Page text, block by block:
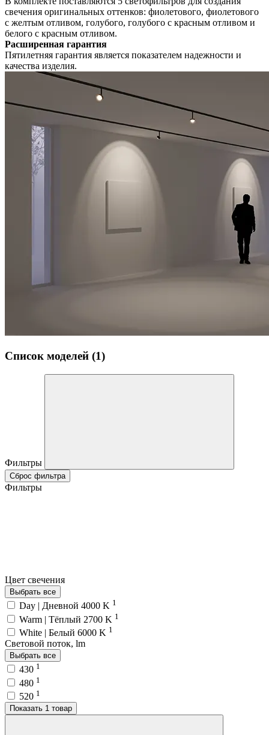
свечения оригинальных оттенков: фиолетового, фиолетового
с желтым отливом, голубого, голубого с красным отливом и
белого с красным отливом.
Расширенная гарантия
Пятилетняя гарантия является показателем надежности и
качества изделия.
Список моделей (1)
Фильтры
Сброс фильтра
Фильтры
Цвет свечения
Выбрать все
Day | Дневной 4000 K 1
Warm | Тёплый 2700 K 1
White | Белый 6000 K 1
Световой поток, lm
Выбрать все
430 1
480 1
520 1
Показать 1 товар